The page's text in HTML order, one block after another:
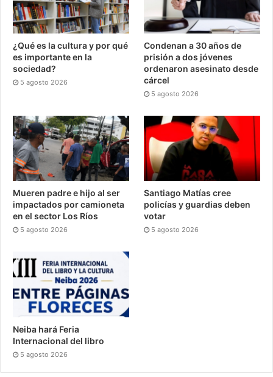
¿Qué es la cultura y por qué
es importante en la
sociedad?
5 agosto 2026
Condenan a 30 años de
prisión a dos jóvenes
ordenaron asesinato desde
cárcel
5 agosto 2026
Mueren padre e hijo al ser
impactados por camioneta
en el sector Los Ríos
5 agosto 2026
Santiago Matías cree
policías y guardias deben
votar
5 agosto 2026
Neiba hará Feria
Internacional del libro
5 agosto 2026